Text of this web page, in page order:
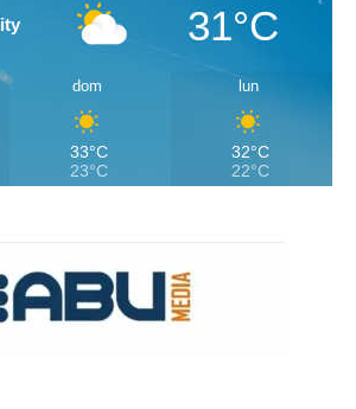
31°C
dom
33°C
23°C
lun
32°C
22°C